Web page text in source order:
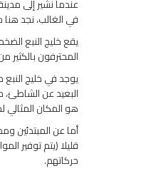
في الغالب، نجد
المحترفون
يوجد في خليج
البعيد عن الشاطئ،
هو المكان المثالي
أما عن المبتدئين
قليلا (يتم توفير
حركاتهم.